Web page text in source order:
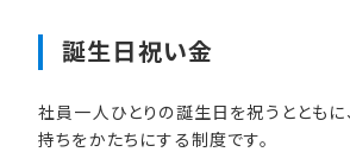
誕生日祝い​金
社員一人ひとりの誕生日を祝うとともに
持ちをかたちにする制度です。